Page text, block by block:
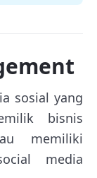
sosial yang
bisnis
memiliki
media